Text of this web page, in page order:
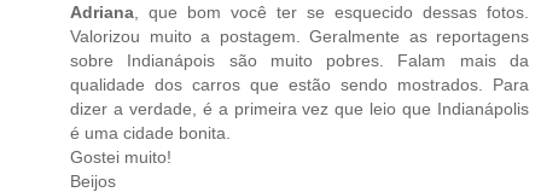
Adriana , que bom você ter se esquecido dessas fotos.
Valorizou muito a postagem. Geralmente as reportagens
sobre Indianápois são muito pobres. Falam mais da
qualidade dos carros que estão sendo mostrados. Para
dizer a verdade, é a primeira vez que leio que Indianápolis
é uma cidade bonita.
Gostei muito!
Beijos